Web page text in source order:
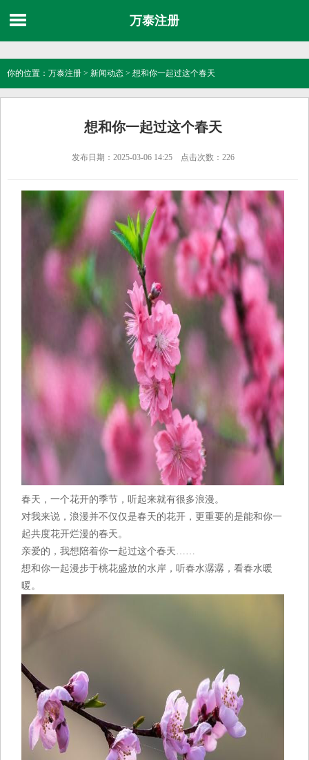
万泰注册
你的位置： 万泰注册 > 新闻动态 > 想和你一起过这个春天
想和你一起过这个春天
发布日期：2025-03-06 14:25 点击次数：226
春天，一个花开的季节，听起来就有很多浪漫。
对我来说，浪漫并不仅仅是春天的花开，更重要的是能和你一
起共度花开烂漫的春天。
亲爱的，我想陪着你一起过这个春天……
想和你一起漫步于桃花盛放的水岸，听春水潺潺，看春水暖
暖。